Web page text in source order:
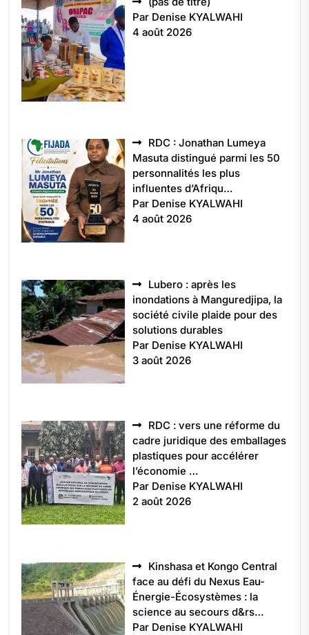
5496
Par Denise KYALWAHI
4 août 2026
RDC : Jonathan Lumeya
Masuta distingué parmi les 50
personnalités les plus
influentes d’Afriqu…
Par Denise KYALWAHI
4 août 2026
Lubero : après les
inondations à Manguredjipa, la
société civile plaide pour des
solutions durables
Par Denise KYALWAHI
3 août 2026
RDC : vers une réforme du
cadre juridique des emballages
plastiques pour accélérer
l’économie …
Par Denise KYALWAHI
2 août 2026
Kinshasa et Kongo Central
face au défi du Nexus Eau-
Énergie-Écosystèmes : la
science au secours d&rs…
Par Denise KYALWAHI